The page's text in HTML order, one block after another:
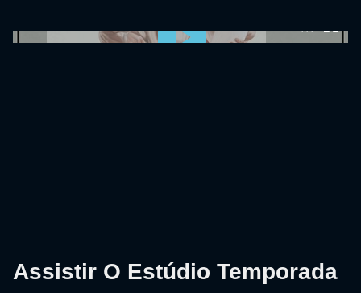
Assistir O Estúdio Temporada